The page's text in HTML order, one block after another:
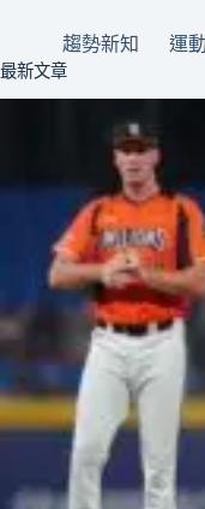
趨勢新知 運
最新文章